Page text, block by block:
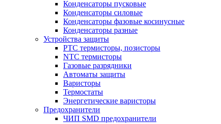
Конденсаторы пусковые
Конденсаторы силовые
Конденсаторы фазовые косинусные
Конденсаторы разные
Устройства защиты
PTC термисторы, позисторы
NTC термисторы
Газовые разрядники
Автоматы защиты
Варисторы
Термостаты
Энергетические варисторы
Предохранители
ЧИП SMD предохранители